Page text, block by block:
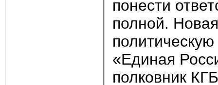
понести
полной.
«Единая
полковник